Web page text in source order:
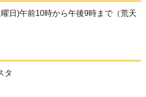
日)午前10時から午後9時まで（荒天
タ